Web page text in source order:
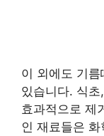
이 외에도 기
있습니다. 식
효과적으로 제
인 재료들은